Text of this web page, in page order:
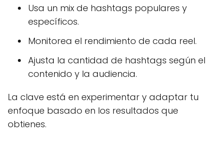
Usa un mix de hashtags populares y
específicos.
Monitorea el rendimiento de cada reel.
Ajusta la cantidad de hashtags según el
contenido y la audiencia.
La clave está en experimentar y adaptar tu
enfoque basado en los resultados que
obtienes.